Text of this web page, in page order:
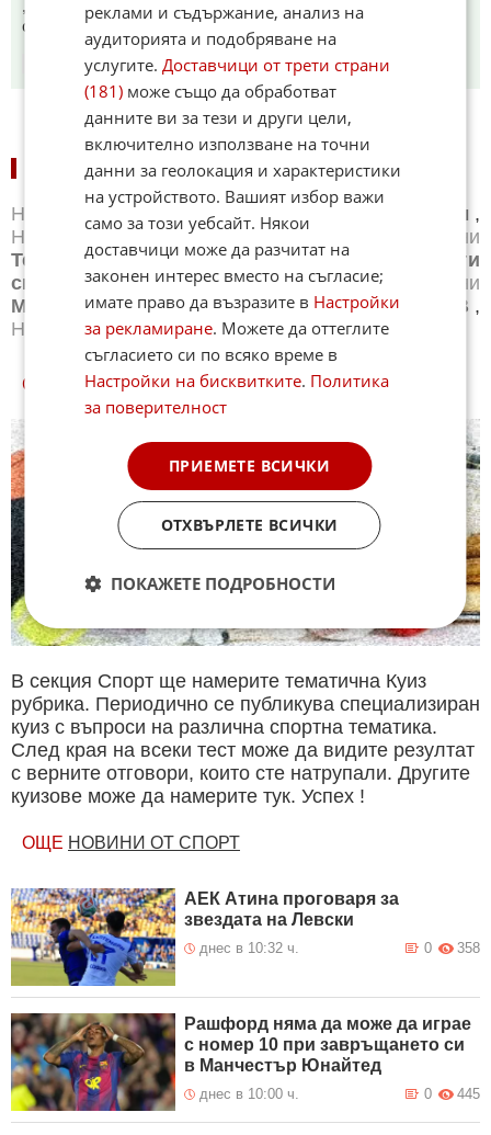
,Ами ето затова.Когато Левски пожелае БГ играч се искат
суми със които ще купиш поне двама от чужбина.
08.06.2026
НОВИНИ ПО СПОРТОВЕ:
Новини Бг футбол ,Новини Световен футбол ,
Новини
Баскетбол
Новини
Тенис
,Новини Бойни спортове ,Новини
Други
спортове ,Новини Лека атлетика
Новини
Моторни спортове ,Новини Спортът по ТВ ,
Новини
Зимни спортове
СПОРТ КУИЗОВЕ
В секция Спорт ще намерите тематична Куиз
рубрика. Периодично се публикува специализиран
куиз с въпроси на различна спортна тематика.
След края на всеки тест може да видите резултат
с верните отговори, които сте натрупали. Другите
куизове може да намерите тук. Успех !
ОЩЕ НОВИНИ ОТ СПОРТ
АЕК Атина проговаря за
звездата на Левски
днес в 10:32 ч. 358
0
Рашфорд няма да може да играе
с номер 10 при завръщането си
в Манчестър Юнайтед
днес в 10:00 ч. 445
0
реклами и съдържание, анализ на
аудиторията и подобряване на
услугите.Доставчици от трети страни
(181) може също да обработват
данните ви за тези и други цели,
включително използване на точни
данни за геолокация и характеристики
на устройството. Вашият избор важи
само за този уебсайт. Някои
доставчици може да разчитат на
законен интерес вместо на съгласие;
имате право да възразите в Настройки
за рекламиране. Можете да оттеглите
съгласието си по всяко време в
Настройки на бисквитките. Политика
за поверителност
ПРИЕМЕТЕ ВСИЧКИ
ОТХВЪРЛЕТЕ ВСИЧКИ
ПОКАЖЕТЕ ПОДРОБНОСТИ